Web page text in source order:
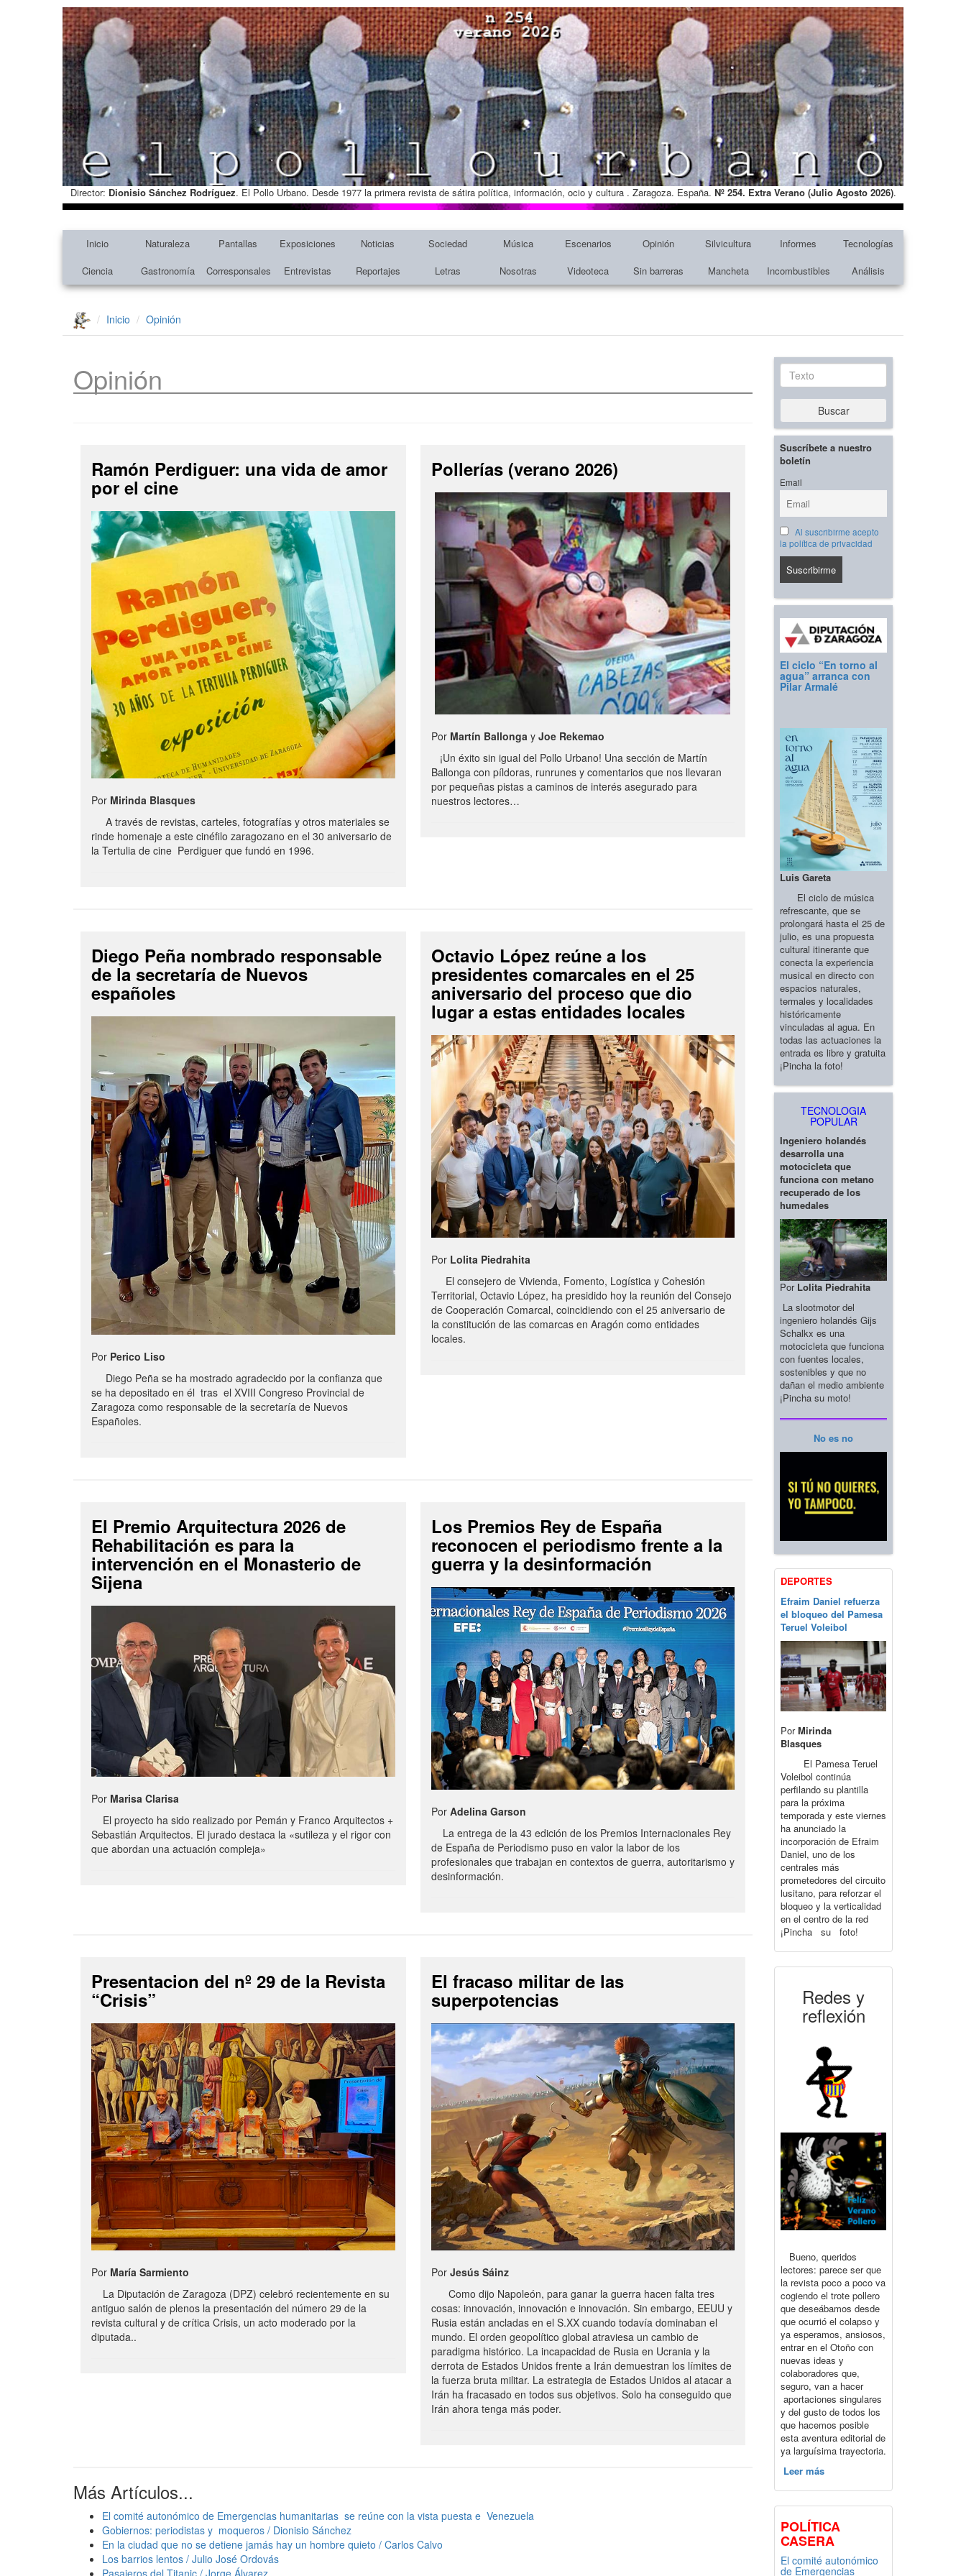
Director: Dionisio Sánchez Rodríguez. El Pollo Urbano. Desde 1977 la primera revista de sátira política, información, ocio y cultura . Zaragoza. España. Nº 254. Extra Verano (Julio Agosto 2026).
Inicio Naturaleza Pantallas Exposiciones Noticias Sociedad Música Escenarios Opinión Silvicultura Informes
Tecnologías
Ciencia
Gastronomía Corresponsales Entrevistas Reportajes Letras Nosotras Videoteca Sin barreras Mancheta Incombustibles Análisis
Inicio Opinión
Opinión
Ramón Perdiguer: una vida de amor
por el cine
Por Mirinda Blasques
A través de revistas, carteles, fotografías y otros materiales se
rinde homenaje a este cinéfilo zaragozano en el 30 aniversario de
la Tertulia de cine Perdiguer que fundó en 1996.
Pollerías (verano 2026)
Por Martín Ballonga yJoe Rekemao
¡Un éxito sin igual del Pollo Urbano! Una sección de Martín
Ballonga con píldoras, runrunes y comentarios que nos llevaran
por pequeñas pistas a caminos de interés asegurado para
nuestros lectores…
Diego Peña nombrado responsable
de la secretaría de Nuevos
españoles
Por Perico Liso
Diego Peña se ha mostrado agradecido por la confianza que
se ha depositado en él tras el XVIII Congreso Provincial de
Zaragoza como responsable de la secretaría de Nuevos
Españoles.
Octavio López reúne a los
presidentes comarcales en el 25
aniversario del proceso que dio
lugar a estas entidades locales
Por Lolita Piedrahita
El consejero de Vivienda, Fomento, Logística y Cohesión
Territorial, Octavio López, ha presidido hoy la reunión del Consejo
de Cooperación Comarcal, coincidiendo con el 25 aniversario de
la constitución de las comarcas en Aragón como entidades
locales.
El Premio Arquitectura 2026 de
Rehabilitación es para la
intervención en el Monasterio de
Sijena
Por Marisa Clarisa
El proyecto ha sido realizado por Pemán y Franco Arquitectos +
Sebastián Arquitectos. El jurado destaca la «sutileza y el rigor con
que abordan una actuación compleja»
Los Premios Rey de España
reconocen el periodismo frente a la
guerra y la desinformación
Por Adelina Garson
La entrega de la 43 edición de los Premios Internacionales Rey
de España de Periodismo puso en valor la labor de los
profesionales que trabajan en contextos de guerra, autoritarismo y
desinformación.
Presentacion del nº 29 de la Revista
“Crisis”
Por María Sarmiento
La Diputación de Zaragoza (DPZ) celebró recientemente en su
antiguo salón de plenos la presentación del número 29 de la
revista cultural y de crítica Crisis, un acto moderado por la
diputada..
El fracaso militar de las
superpotencias
PorJesús Sáinz
Como dijo Napoleón, para ganar la guerra hacen falta tres
cosas: innovación, innovación e innovación. Sin embargo, EEUU y
Rusia están ancladas en el S.XX cuando todavía dominaban el
mundo. El orden geopolítico global atraviesa un cambio de
paradigma histórico. La incapacidad de Rusia en Ucrania y la
derrota de Estados Unidos frente a Irán demuestran los límites de
la fuerza bruta militar. La estrategia de Estados Unidos al atacar a
Irán ha fracasado en todos sus objetivos. Solo ha conseguido que
Irán ahora tenga más poder.
Más Artículos...
El comité autonómico de Emergencias humanitarias se reúne con la vista puesta e Venezuela
Gobiernos: periodistas y moqueros / Dionisio Sánchez
En la ciudad que no se detiene jamás hay un hombre quieto / Carlos Calvo
Los barrios lentos / Julio José Ordovás
Texto
Buscar
Suscríbete a nuestro
boletín
Email
Al suscribirme acepto
la política de privacidad
El ciclo “En torno al
agua” arranca con
Pilar Armalé
Luis Gareta
El ciclo de música
refrescante, que se
prolongará hasta el 25 de
julio, es una propuesta
cultural itinerante que
conecta la experiencia
musical en directo con
espacios naturales,
termales y localidades
históricamente
vinculadas al agua. En
todas las actuaciones la
entrada es libre y gratuita
¡Pincha la foto!
TECNOLOGIA
POPULAR
Ingeniero holandés
desarrolla una
motocicleta que
funciona con metano
recuperado de los
humedales
Por Lolita Piedrahita
La slootmotor del
ingeniero holandés Gijs
Schalkx es una
motocicleta que funciona
con fuentes locales,
sostenibles y que no
dañan el medio ambiente
¡Pincha su moto!
No es no
DEPORTES
Efraim Daniel refuerza
el bloqueo del Pamesa
Teruel Voleibol
PorMirinda
Blasques
El Pamesa Teruel
Voleibol continúa
perfilando su plantilla
para la próxima
temporada y este viernes
ha anunciado la
incorporación de Efraim
Daniel, uno de los
centrales más
prometedores del circuito
lusitano, para reforzar el
bloqueo y la verticalidad
en el centro de la red
¡Pincha su foto!
Redes y
reflexión
Bueno, queridos
lectores: parece ser que
la revista poco a poco va
cogiendo el trote pollero
que deseábamos desde
que ocurrió el colapso y
ya esperamos, ansiosos,
entrar en el Otoño con
nuevas ideas y
colaboradores que,
seguro, van a hacer
aportaciones singulares
y del gusto de todos los
que hacemos posible
esta aventura editorial de
ya larguísima trayectoria.
Leer más
POLÍTICA
CASERA
El comité autonómico
de Emergencias